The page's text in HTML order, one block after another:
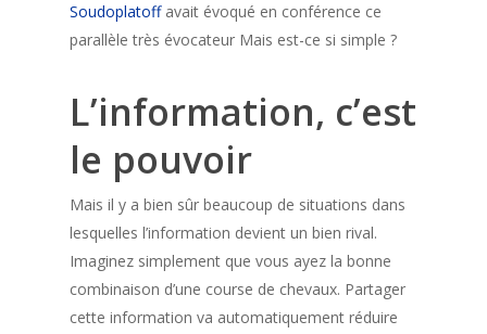
Soudoplatoff avait évoqué en conférence ce
parallèle très évocateur Mais est-ce si simple ?
L’information, c’est
le pouvoir
Mais il y a bien sûr beaucoup de situations dans
lesquelles l’information devient un bien rival.
Imaginez simplement que vous ayez la bonne
combinaison d’une course de chevaux. Partager
cette information va automatiquement réduire